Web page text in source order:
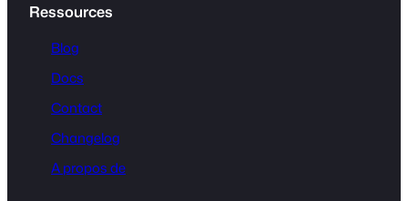
Ressources
Blog
Docs
Contact
Changelog
A propos de